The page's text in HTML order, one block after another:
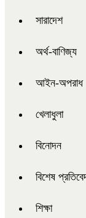
সারাদেশ
অর্থ-বাণিজ্য
আইন-অপরাধ
খেলাধুলা
বিনোদন
বিশেষ
শিক্ষা